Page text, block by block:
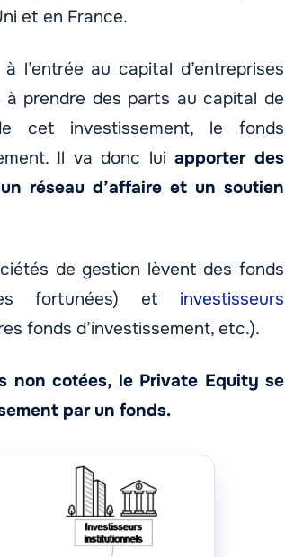
et en France.
l’entrée au capital d’entreprises
prendre des parts au capital de
cet investissement, le fonds
Il va donc luiapporter des
réseau d’affaire et un soutien
de gestion lèvent des fonds
fortunées) et investisseurs
fonds d’investissement, etc.).
non cotées, le Private Equity se
par un fonds.